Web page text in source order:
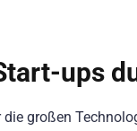
ups
großen